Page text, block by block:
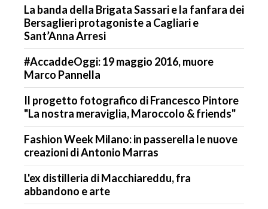
La banda della Brigata Sassari e la fanfara dei
Bersaglieri protagoniste a Cagliari e
Sant’Anna Arresi
#AccaddeOggi: 19 maggio 2016, muore
Marco Pannella
Il progetto fotografico di Francesco Pintore
"La nostra meraviglia, Maroccolo & friends"
Fashion Week Milano: in passerella le nuove
creazioni di Antonio Marras
L'ex distilleria di Macchiareddu, fra
abbandono e arte